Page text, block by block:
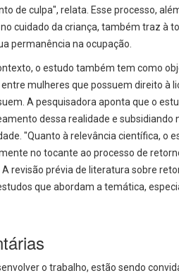
de culpa", relata. Esse processo,
cuidado da criança, também traz à
permanência na ocupação.
o estudo também tem como
mulheres que possuem direito à
A pesquisadora aponta que o
dessa realidade e subsidiando
"Quanto à relevância científica, o
no tocante ao processo de
A revisão prévia de literatura sobre
que abordam a temática,
o trabalho, estão sendo